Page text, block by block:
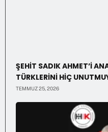
ŞEHİT SADIK AHMET’İ
TÜRKLERİNİ HİÇ
TEMMUZ 25, 2026